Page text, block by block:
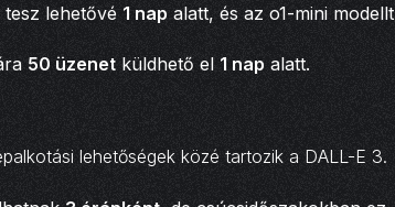
tesz lehetővé 1 nap alatt, és az o1-mini modellt
50 üzenet küldhető el 1 nap alatt.
lehetőségek közé tartozik a DALL-E 3.